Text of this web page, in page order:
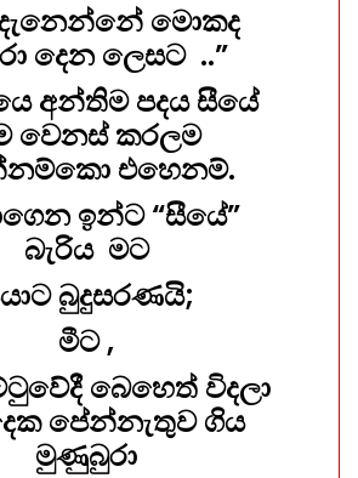
මොකද
දෙන ලෙසට ..”
අන්තිම පදය සීයේ
වෙනස් කරලම
එහෙනම්.
ඉන්ට “සීයේ”
බැරිය මට
බුදුසරණයි;
මීට ,
බෙහෙත් විදලා
පේන්නැතුව ගිය
මුණුබුරා